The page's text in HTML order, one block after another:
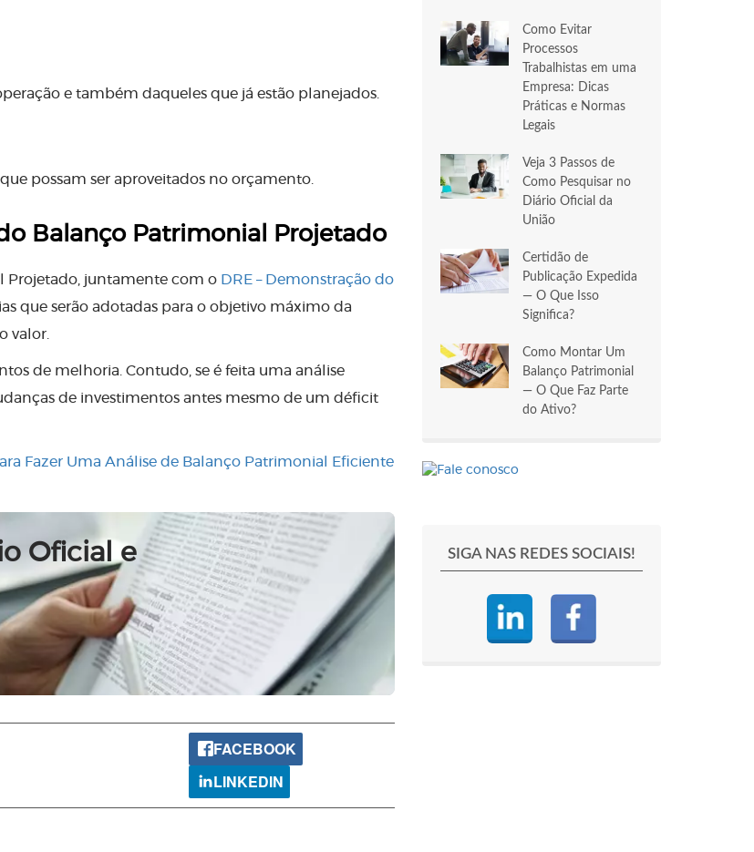
e também daqueles que já estão planejados.
possam ser aproveitados no orçamento.
Balanço Patrimonial Projetado
Projetado, juntamente com o DRE – Demonstração do
que serão adotadas para o objetivo máximo da
valor.
de melhoria. Contudo, se é feita uma análise
de investimentos antes mesmo de um déficit
Fazer Uma Análise de Balanço Patrimonial Eficiente
Oficial e
FACEBOOK
LINKEDIN
Como Evitar
Processos
Trabalhistas em uma
Empresa: Dicas
Práticas e Normas
Legais
Veja 3 Passos de
Como Pesquisar no
Diário Oficial da
União
Certidão de
Publicação Expedida
— O Que Isso
Significa?
Como Montar Um
Balanço Patrimonial
— O Que Faz Parte
do Ativo?
SIGA NAS REDES SOCIAIS!